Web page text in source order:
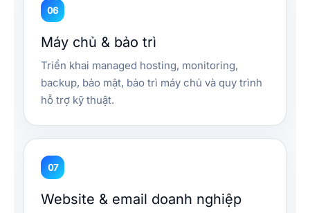
06
Máy chủ & bảo trì
Triển khai managed hosting, monitoring,
backup, bảo mật, bảo trì máy chủ và quy trình
hỗ trợ kỹ thuật.
07
Website & email doanh nghiệp